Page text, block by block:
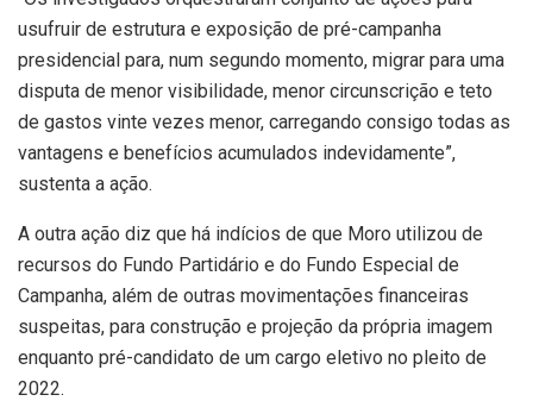
usufruir de estrutura e exposição de pré-campanha
presidencial para, num segundo momento, migrar para uma
disputa de menor visibilidade, menor circunscrição e teto
de gastos vinte vezes menor, carregando consigo todas as
vantagens e benefícios acumulados indevidamente”,
sustenta a ação.
A outra ação diz que há indícios de que Moro utilizou de
recursos do Fundo Partidário e do Fundo Especial de
Campanha, além de outras movimentações financeiras
suspeitas, para construção e projeção da própria imagem
enquanto pré-candidato de um cargo eletivo no pleito de
2022.